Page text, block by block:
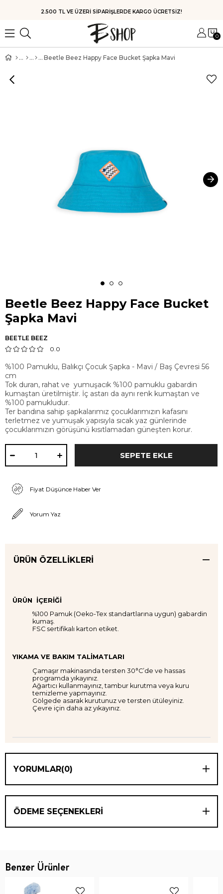
HIZLI KARGO
0
Beetle Beez Happy Face Bucket Şapka Mavi
Beetle Beez Happy Face Bucket
Şapka Mavi
BEETLE BEEZ
0.0
%100 Pamuklu, Balıkçı Çocuk Şapka - Mavi / Baş Çevresi 56
cm
Tok duran, rahat ve yumuşacık %100 pamuklu gabardin
kumaştan üretilmiştir. İç astarı da aynı renk kumaştan ve
%100 pamukludur.
Ter bandına sahip şapkalarımız çocuklarımızın kafasını
terletmez ve yumuşak yapısıyla sıcak yaz günlerinde
çocuklarımızın görüşünü kısıtlamadan güneşten korur.
Fiyat Düşünce Haber Ver
Yorum Yaz
ÜRÜN ÖZELLIKLERI
ÜRÜN İÇERİĞİ
%100 Pamuk (Oeko-Tex standartlarına uygun) gabardin
kumaş.
FSC sertifikalı karton etiket.
YIKAMA VE BAKIM TALİMATLARI
Çamaşır makinasında tersten 30°C’de ve hassas
programda yıkayınız.
Ağartıcı kullanmayınız, tambur kurutma veya kuru
temizleme yapmayınız.
Gölgede asarak kurutunuz ve tersten ütüleyiniz.
Çevre için daha az yıkayınız.
YORUMLAR(0)
ÖDEME SEÇENEKLERI
Benzer Ürünler